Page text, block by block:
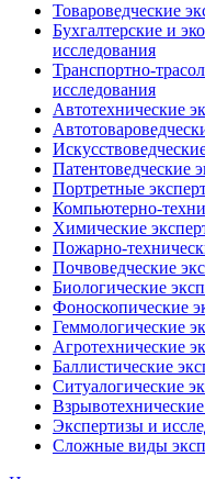
Товароведческие
Бухгалтерские и
исследования
Транспортно-
исследования
Автотехнические
Патентоведческие
Портретные
Компьютерно-
Химические
Пожарно-
Почвоведческие
Биологические
Фоноскопические
Геммологические
Агротехнические
Баллистические
Ситуалогические
Экспертизы и
Сложные виды